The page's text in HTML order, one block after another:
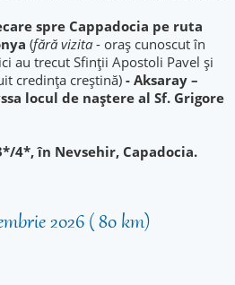
spre Cappadocia pe ruta
(fără vizita - oraş cunoscut în
au trecut Sfinţii Apostoli Pavel şi
credinţa creştină) - Aksaray –
locul de naştere al Sf. Grigore
4*, în Nevsehir, Capadocia.
2026 ( 80 km)